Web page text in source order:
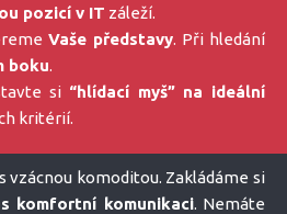
pozicí v IT záleží.
Vaše představy. Při hledání
boku.
si “hlídací myš” na ideální
kritérií.
vzácnou komoditou. Zakládáme si
komfortní komunikaci. Nemáte